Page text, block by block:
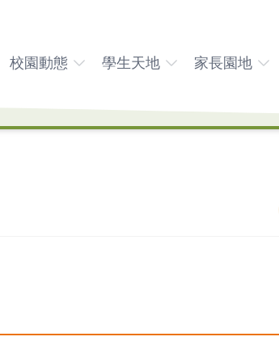
校園動態 學生天地 家長園地